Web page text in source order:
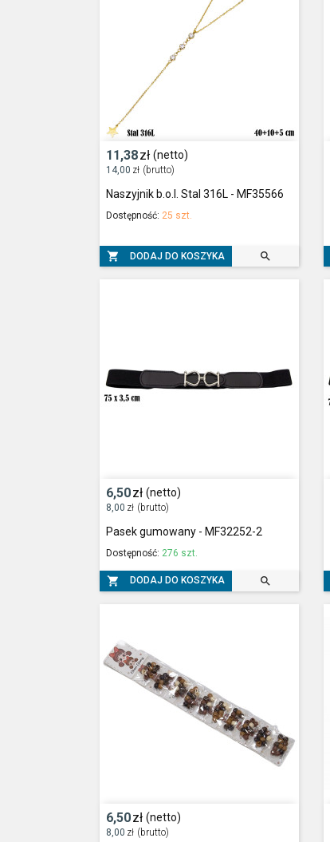
11,38zł (netto)
14,00 zł (brutto)
Naszyjnik b.o.l. Stal 316L - MF35566
Dostępność: 25 szt.
 DODAJ DO KOSZYKA 
6,50zł (netto)
8,00 zł (brutto)
Pasek gumowany - MF32252-2
Dostępność: 276 szt.
 DODAJ DO KOSZYKA 
6,50zł (netto)
8,00 zł (brutto)